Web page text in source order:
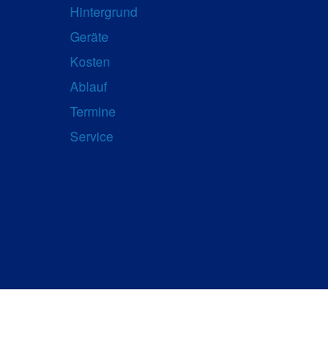
Hintergrund
Geräte
Kosten
Ablauf
Termine
Service